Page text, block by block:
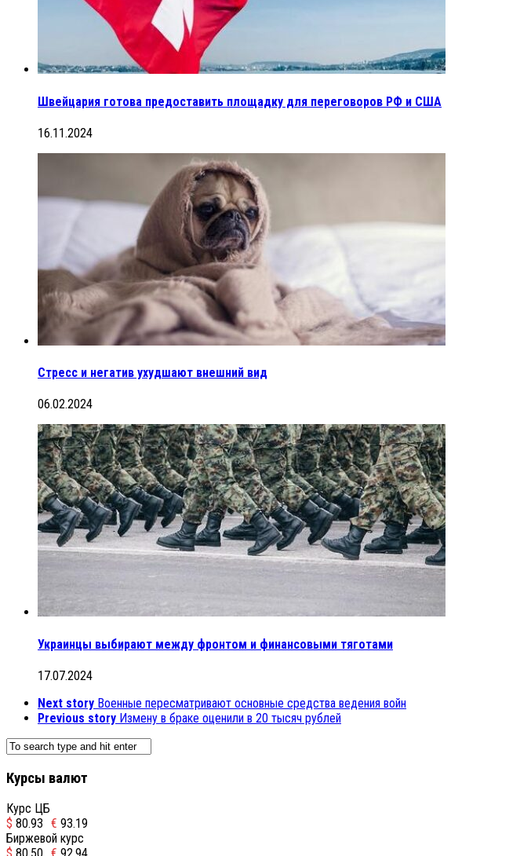
Швейцария готова предоставить площадку для переговоров РФ и США
16.11.2024
Стресс и негатив ухудшают внешний вид
06.02.2024
Украинцы выбирают между фронтом и финансовыми тяготами
17.07.2024
Next story Военные пересматривают основные средства ведения войн
Previous story Измену в браке оценили в 20 тысяч рублей
Курсы валют
Курс ЦБ
$ 80.93 € 93.19
Биржевой курс